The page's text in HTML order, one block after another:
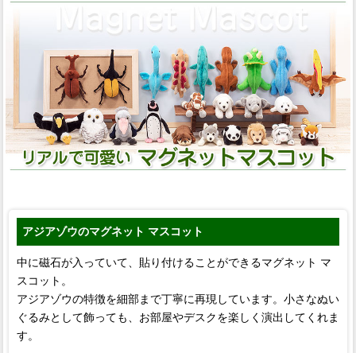
アジアゾウのマグネット マスコット
中に磁石が入っていて、貼り付けることができるマグネット マ
スコット。
アジアゾウの特徴を細部まで丁寧に再現しています。小さなぬい
ぐるみとして飾っても、お部屋やデスクを楽しく演出してくれま
す。